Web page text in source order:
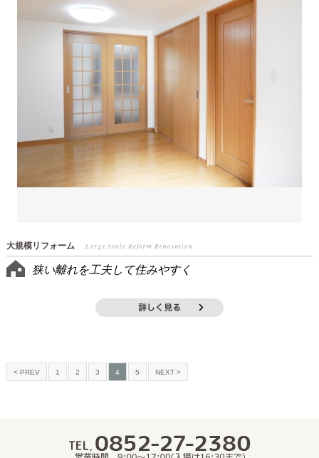
大規模リフォーム Large Scale Reform Renovation
狭い離れを工夫して住みやすく
< PREV 1 2 3 4 5 NEXT >